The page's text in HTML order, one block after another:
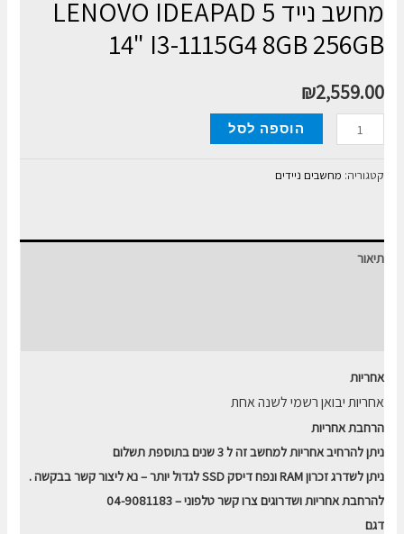
מחשב נייד LENOVO IDEAPAD 5
14" I3-1115G4 8GB 256GB
₪2,559.00
כמות
של
מחשב
IDEAPAD
הוספה לסל
קטגוריה: מחשבים ניידים
תיאור
אחריות
אחריות יבואן רשמי לשנה אחת
הרחבת אחריות
ניתן להרחיב אחריות למחשב זה ל 3 שנים בתוספת תשלום
ניתן לשדרג זכרון RAM ונפח דיסק SSD לגדול יותר – נא ליצור קשר בבקשה .
להרחבת אחריות ושדרוגים צרו קשר טלפוני – 04-9081183
דגם